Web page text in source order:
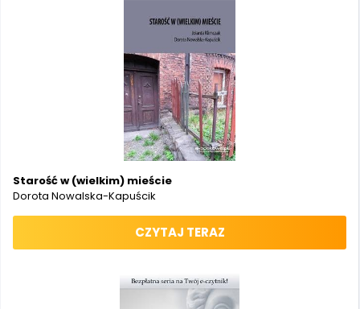
Starość w (wielkim) mieście
Dorota Nowalska-Kapuścik
CZYTAJ TERAZ